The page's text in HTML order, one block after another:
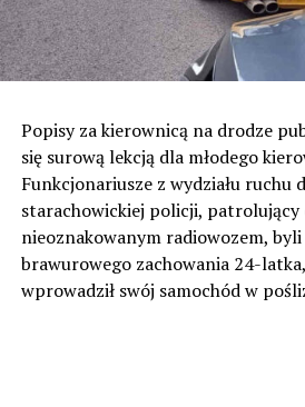
Popisy za kierownicą na drodze
się surową lekcją dla młodego
Funkcjonariusze z wydziału ruchu
starachowickiej policji, patrolujący
nieoznakowanym radiowozem,
brawurowego zachowania 24-
wprowadził swój samochód w